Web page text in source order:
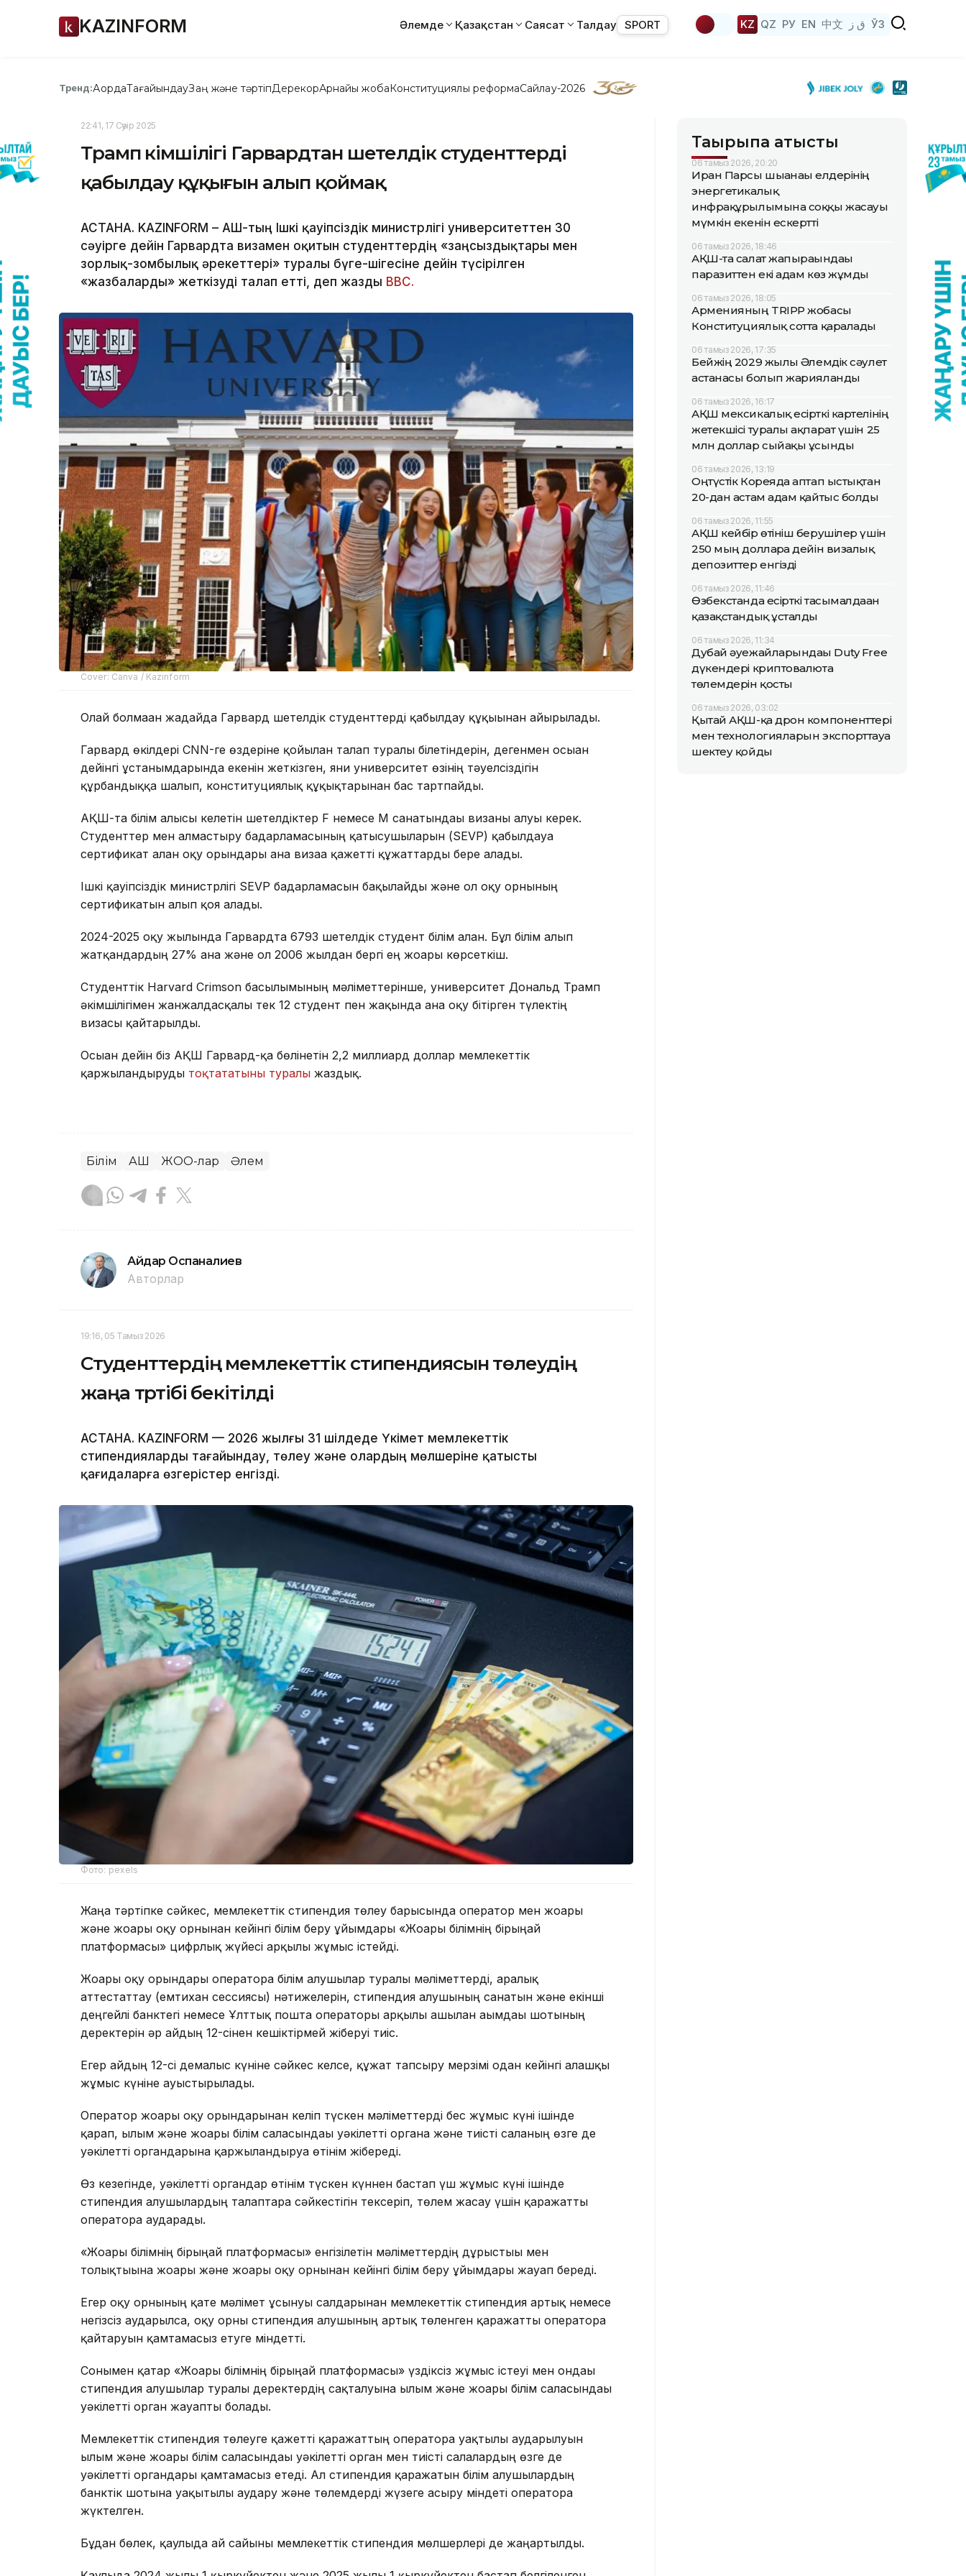
KAZINFORM Әлемде Қазақстан Саясат Талдау SPORT KZ QZ РУ EN 中文 ق ز ЎЗ
Тренд:АқордаТағайындауЗаң және тәртіпДерекқорАрнайы жобаКонституциялық реформаСайлау-2026
22:41, 17 Сәуір 2025
Трамп әкімшілігі Гарвардтан шетелдік студенттерді
қабылдау құқығын алып қоймақ
АСТАНА. KAZINFORM – АҚШ-тың Ішкі қауіпсіздік министрлігі университеттен 30
сәуірге дейін Гарвардта визамен оқитын студенттердің «заңсыздықтары мен
зорлық-зомбылық әрекеттері» туралы бүге-шігесіне дейін түсірілген
«жазбаларды» жеткізуді талап етті, деп жазды BBC.
Cover: Canva / Kazinform
Олай болмаған жағдайда Гарвард шетелдік студенттерді қабылдау құқығынан айырылады.
Гарвард өкілдері CNN-ге өздеріне қойылған талап туралы білетіндерін, дегенмен осыған
дейінгі ұстанымдарында екенін жеткізген, яғни университет өзінің тәуелсіздігін
құрбандыққа шалып, конституциялық құқықтарынан бас тартпайды.
АҚШ-та білім алғысы келетін шетелдіктер F немесе M санатындағы визаны алуы керек.
Студенттер мен алмастыру бағдарламасының қатысушыларын (SEVP) қабылдауға
сертификат алған оқу орындары ғана визаға қажетті құжаттарды бере алады.
Ішкі қауіпсіздік министрлігі SEVP бағдарламасын бақылайды және ол оқу орнының
сертификатын алып қоя алады.
2024-2025 оқу жылында Гарвардта 6793 шетелдік студент білім алған. Бұл білім алып
жатқандардың 27% ғана және ол 2006 жылдан бергі ең жоғарғы көрсеткіш.
Студенттік Harvard Crimson басылымының мәліметтерінше, университет Дональд Трамп
әкімшілігімен жанжалдасқалы тек 12 студент пен жақында ғана оқу бітірген түлектің
визасы қайтарылды.
Осыған дейін біз АҚШ Гарвард-қа бөлінетін 2,2 миллиард доллар мемлекеттік
қаржыландыруды тоқтататыны туралы жаздық.
Білім АҚШ ЖОО-лар Әлем
Айдар Оспаналиев
Авторлар
19:16, 05 Тамыз 2026
Студенттердің мемлекеттік стипендиясын төлеудің
жаңа тәртібі бекітілді
АСТАНА. KAZINFORM — 2026 жылғы 31 шілдеде Үкімет мемлекеттік
стипендияларды тағайындау, төлеу және олардың мөлшеріне қатысты
қағидаларға өзгерістер енгізді.
Фото: pexels
Жаңа тәртіпке сәйкес, мемлекеттік стипендия төлеу барысында оператор мен жоғары
және жоғары оқу орнынан кейінгі білім беру ұйымдары «Жоғары білімнің бірыңғай
платформасы» цифрлық жүйесі арқылы жұмыс істейді.
Жоғары оқу орындары операторға білім алушылар туралы мәліметтерді, аралық
аттестаттау (емтихан сессиясы) нәтижелерін, стипендия алушының санатын және екінші
деңгейлі банктегі немесе Ұлттық пошта операторы арқылы ашылған ағымдағы шотының
деректерін әр айдың 12-сінен кешіктірмей жіберуі тиіс.
Егер айдың 12-сі демалыс күніне сәйкес келсе, құжат тапсыру мерзімі одан кейінгі алғашқы
жұмыс күніне ауыстырылады.
Оператор жоғары оқу орындарынан келіп түскен мәліметтерді бес жұмыс күні ішінде
қарап, ғылым және жоғары білім саласындағы уәкілетті органға және тиісті саланың өзге де
уәкілетті органдарына қаржыландыруға өтінім жібереді.
Өз кезегінде, уәкілетті органдар өтінім түскен күннен бастап үш жұмыс күні ішінде
стипендия алушылардың талаптарға сәйкестігін тексеріп, төлем жасау үшін қаражатты
операторға аударады.
«Жоғары білімнің бірыңғай платформасы» енгізілетін мәліметтердің дұрыстығы мен
толықтығына жоғары және жоғары оқу орнынан кейінгі білім беру ұйымдары жауап береді.
Егер оқу орнының қате мәлімет ұсынуы салдарынан мемлекеттік стипендия артық немесе
негізсіз аударылса, оқу орны стипендия алушының артық төленген қаражатты операторға
қайтаруын қамтамасыз етуге міндетті.
Сонымен қатар «Жоғары білімнің бірыңғай платформасы» үздіксіз жұмыс істеуі мен ондағы
стипендия алушылар туралы деректердің сақталуына ғылым және жоғары білім саласындағы
уәкілетті орган жауапты болады.
Мемлекеттік стипендия төлеуге қажетті қаражаттың операторға уақтылы аударылуын
ғылым және жоғары білім саласындағы уәкілетті орган мен тиісті салалардың өзге де
уәкілетті органдары қамтамасыз етеді. Ал стипендия қаражатын білім алушылардың
банктік шотына уақытылы аудару және төлемдерді жүзеге асыру міндеті операторға
жүктелген.
Бұдан бөлек, қаулыда ай сайынғы мемлекеттік стипендия мөлшерлері де жаңартылды.
Тақырыпқа қатысты
06 тамыз 2026, 20:20
Иран Парсы шығанағы елдерінің
энергетикалық
инфрақұрылымына соққы жасауы
мүмкін екенін ескертті
06 тамыз 2026, 18:46
АҚШ-та салат жапырағындағы
паразиттен екі адам көз жұмды
06 тамыз 2026, 18:05
Арменияның TRIPP жобасы
Конституциялық сотта қаралады
06 тамыз 2026, 17:35
Бейжің 2029 жылғы Әлемдік сәулет
астанасы болып жарияланды
06 тамыз 2026, 16:17
АҚШ мексикалық есірткі картелінің
жетекшісі туралы ақпарат үшін 25
млн доллар сыйақы ұсынды
06 тамыз 2026, 13:19
Оңтүстік Кореяда аптап ыстықтан
20-дан астам адам қайтыс болды
06 тамыз 2026, 11:55
АҚШ кейбір өтініш берушілер үшін
250 мың долларға дейін визалық
депозиттер енгізді
06 тамыз 2026, 11:46
Өзбекстанда есірткі тасымалдаған
қазақстандық ұсталды
06 тамыз 2026, 11:34
Дубай әуежайларындағы Duty Free
дүкендері криптовалюта
төлемдерін қосты
06 тамыз 2026, 03:02
Қытай АҚШ-қа дрон компоненттері
мен технологияларын экспорттауға
шектеу қойды